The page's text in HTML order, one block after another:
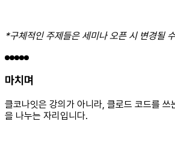
*구체적인 주제들은 세미나 오픈 시 변경될
마치며
클코나잇은 강의가 아니라, 클로드 코드를 쓰
을 나누는 자리입니다.